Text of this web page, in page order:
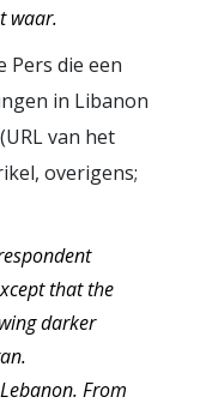
waar.
Pers die een
in Libanon
(URL van het
overigens;
that the
darker
From